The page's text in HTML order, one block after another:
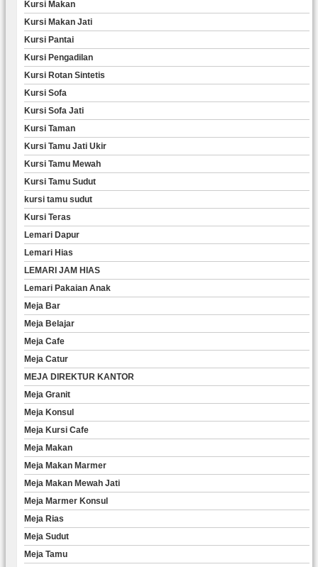
Kursi Makan
Kursi Makan Jati
Kursi Pantai
Kursi Pengadilan
Kursi Rotan Sintetis
Kursi Sofa
Kursi Sofa Jati
Kursi Taman
Kursi Tamu Jati Ukir
Kursi Tamu Mewah
Kursi Tamu Sudut
kursi tamu sudut
Kursi Teras
Lemari Dapur
Lemari Hias
LEMARI JAM HIAS
Lemari Pakaian Anak
Meja Bar
Meja Belajar
Meja Cafe
Meja Catur
MEJA DIREKTUR KANTOR
Meja Granit
Meja Konsul
Meja Kursi Cafe
Meja Makan
Meja Makan Marmer
Meja Makan Mewah Jati
Meja Marmer Konsul
Meja Rias
Meja Sudut
Meja Tamu